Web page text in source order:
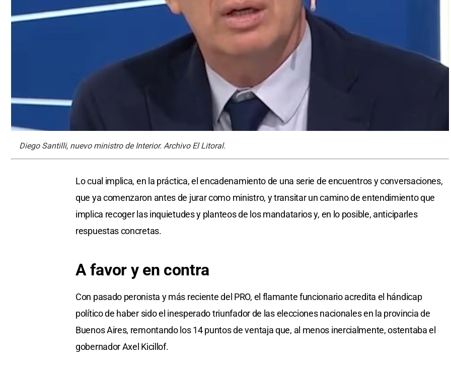
Diego Santilli, nuevo ministro de Interior. Archivo El Litoral.
Lo cual implica, en la práctica, el encadenamiento de una serie de encuentros y conversaciones,
que ya comenzaron antes de jurar como ministro, y transitar un camino de entendimiento que
implica recoger las inquietudes y planteos de los mandatarios y, en lo posible, anticiparles
respuestas concretas.
A favor y en contra
Con pasado peronista y más reciente del PRO, el flamante funcionario acredita el hándicap
político de haber sido el inesperado triunfador de las elecciones nacionales en la provincia de
Buenos Aires, remontando los 14 puntos de ventaja que, al menos inercialmente, ostentaba el
gobernador Axel Kicillof.